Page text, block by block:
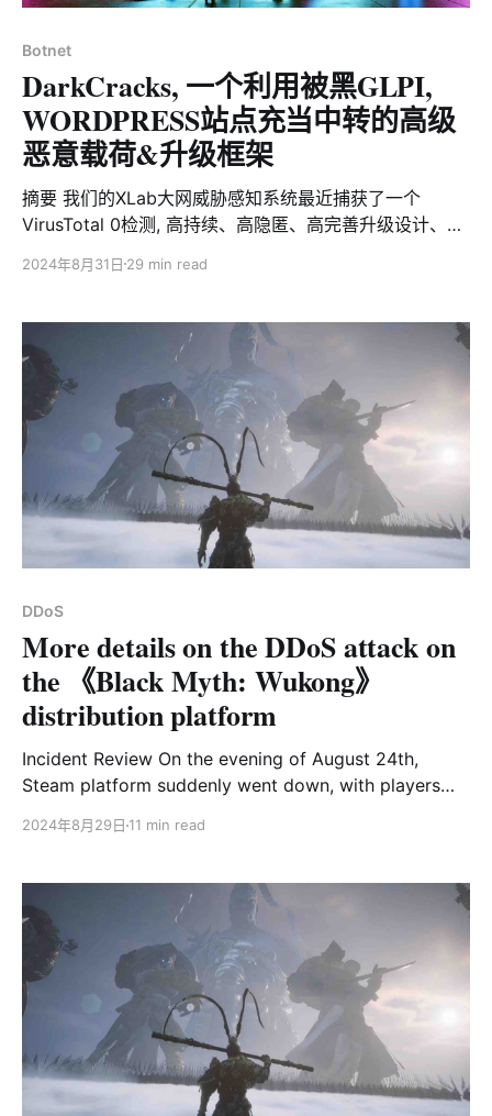
Botnet
DarkCracks, 一个利用被黑GLPI,
WORDPRESS站点充当中转的高级
恶意载荷&升级框架
摘要 我们的XLab大网威胁感知系统最近捕获了一个
VirusTotal 0检测, 高持续、高隐匿、高完善升级设计、并
&升级框架系统。 从我们的数据来看，这个我们命名为
通的脚本小子。虽然我们对他的载荷投递&升级框架体系
已经掌握，但由于高隐匿性，它的Launcher组件我们截止
目前尚无显著视野。 不过在8月26日，我们看到在该项目
的开发文件中新增一个受密码保护的名字resume的PDF文
件，随后该文件被重命名为韩文김영미 이력서 (Kim
Young-mi's resume)，考虑到这是一个较为常见的韩文名
字，我们高度怀疑这个组件的一部分功能是针对韩语用户
群体的社工活动。 DarkCracks利用被黑的GLPI,
WORDPRESS站点充当Downloader & C2，收集被入侵设
备敏感信息，维持被入侵设备的长期访问权限，并利用这
攻击者痕迹。我们视野范围内的分布在不同国家的学校网
站，公交系统，甚至监狱访客系统等公众服
2024年8月31日 29 min read
DDoS
More details on the DDoS attack on
the 《Black Myth: Wukong》
distribution platform
Incident Review On the evening of August 24th,
Steam platform suddenly went down, with players
log in. Many players speculate that the crash is
Wukong. However, according to the announcement
of Perfect
2024年8月29日 11 min read